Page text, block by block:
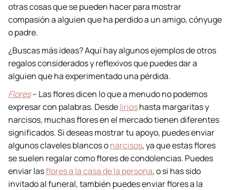
otras cosas que se pueden hacer para mostrar
compasión a alguien que ha perdido a un amigo, cónyuge
o padre.
¿Buscas más ideas? Aquí hay algunos ejemplos de otros
regalos considerados y reflexivos que puedes dar a
alguien que ha experimentado una pérdida.
Flores– Las flores dicen lo que a menudo no podemos
expresar con palabras. Desdelirioshasta margaritas y
narcisos, muchas flores en el mercado tienen diferentes
significados. Si deseas mostrar tu apoyo, puedes enviar
algunos claveles blancos onarcisos, ya que estas flores
se suelen regalar como flores de condolencias. Puedes
enviar lasflores a la casa de la persona, o si has sido
invitado al funeral, también puedes enviar flores a la